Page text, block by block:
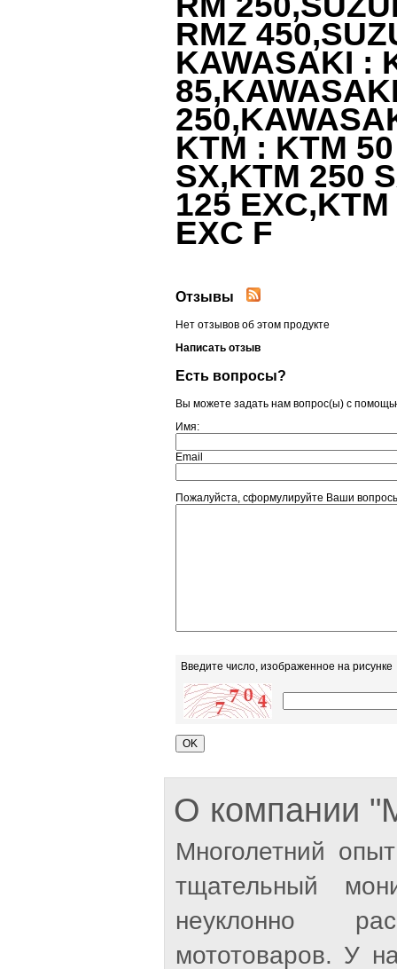
RMZ
KAWASAKI :
KTM : KTM
SX,KTM 250
125
EXС F
Отзывы
Нет отзывов об этом продукте
Написать отзыв
Есть вопросы?
Вы можете задать нам вопрос(ы) с
Имя:
Email
Пожалуйста, сформулируйте Ваши
Введите число, изображенное на рисунке
О компании
Многолетний
тщательный
неуклонно
мототоваров. У